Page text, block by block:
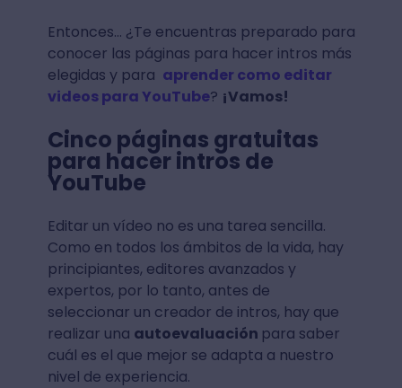
Entonces… ¿Te encuentras preparado para
conocer las páginas para hacer intros más
elegidas y para aprender como editar
videos para YouTube? ¡Vamos!
Cinco páginas gratuitas
para hacer intros de
YouTube
Editar un vídeo no es una tarea sencilla.
Como en todos los ámbitos de la vida, hay
principiantes, editores avanzados y
expertos, por lo tanto, antes de
seleccionar un creador de intros, hay que
realizar una autoevaluación para saber
cuál es el que mejor se adapta a nuestro
nivel de experiencia.